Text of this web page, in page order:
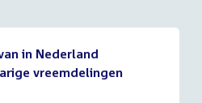
in Nederland
vreemdelingen